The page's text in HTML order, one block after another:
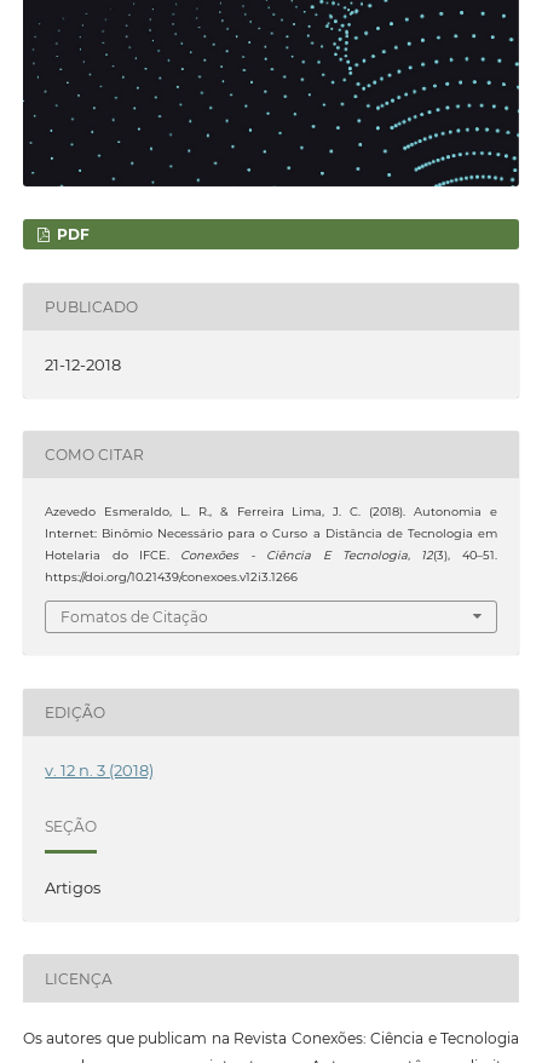
PDF
PUBLICADO
21-12-2018
COMO CITAR
Azevedo Esmeraldo, L. R., & Ferreira Lima, J. C. (2018). Autonomia e
Internet: Binômio Necessário para o Curso a Distância de Tecnologia em
Hotelaria do IFCE. Conexões - Ciência E Tecnologia, 12(3), 40–51.
https://doi.org/10.21439/conexoes.v12i3.1266
Fomatos de Citação
EDIÇÃO
v. 12 n. 3 (2018)
SEÇÃO
Artigos
LICENÇA
Os autores que publicam na Revista Conexões: Ciência e Tecnologia